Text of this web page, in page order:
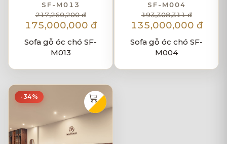
SF-M013
217,260,200 đ
175,000,000 đ
Sofa gỗ óc chó SF-
M013
SF-M004
193,308,311 đ
135,000,000 đ
Sofa gỗ óc chó SF-
M004
-34%